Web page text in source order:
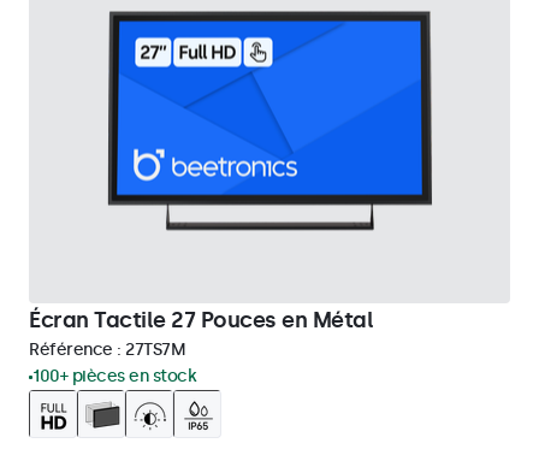
Écran Tactile 27 Pouces en Métal
Référence : 27TS7M
100+ pièces en stock